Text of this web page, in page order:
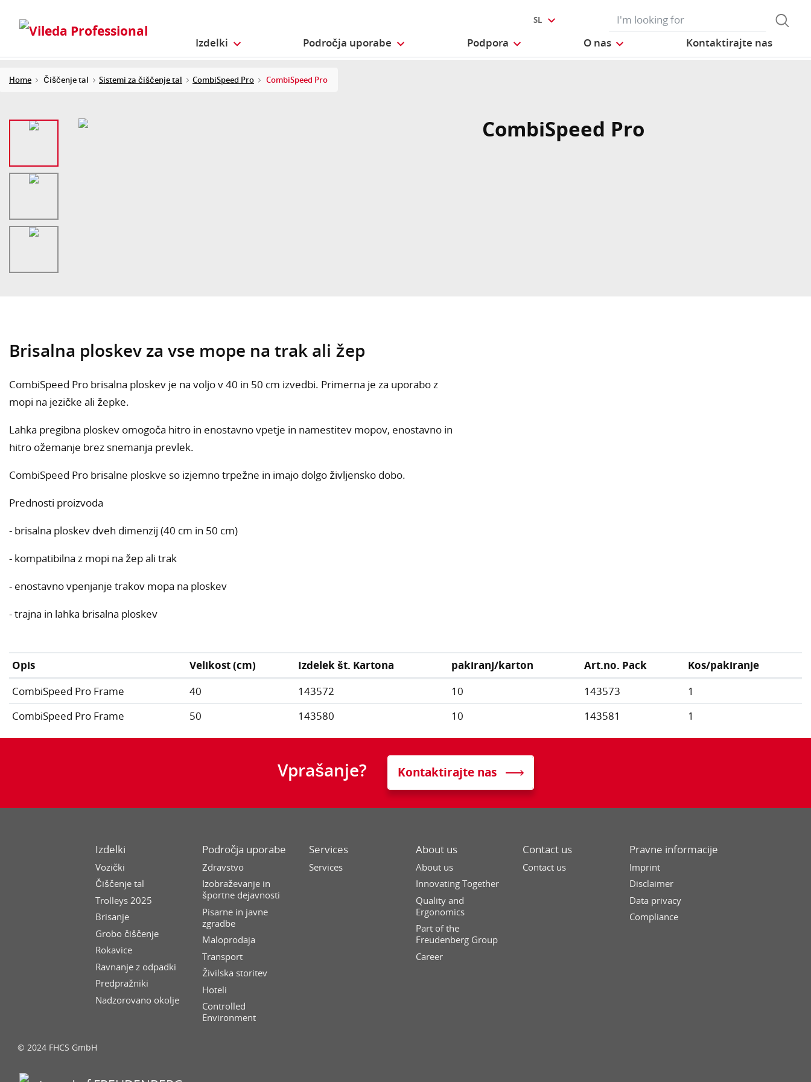
Izdelki Področja uporabe Podpora O nas Kontaktirajte nas
SL
Home Čiščenje tal Sistemi za čiščenje tal CombiSpeed Pro CombiSpeed Pro
CombiSpeed Pro
Brisalna ploskev za vse mope na trak ali žep
CombiSpeed Pro brisalna ploskev je na voljo v 40 in 50 cm izvedbi. Primerna je za uporabo z
mopi na jezičke ali žepke.
Lahka pregibna ploskev omogoča hitro in enostavno vpetje in namestitev mopov, enostavno in
hitro ožemanje brez snemanja prevlek.
CombiSpeed Pro brisalne ploskve so izjemno trpežne in imajo dolgo življensko dobo.
Prednosti proizvoda
- brisalna ploskev dveh dimenzij (40 cm in 50 cm)
- kompatibilna z mopi na žep ali trak
- enostavno vpenjanje trakov mopa na ploskev
- trajna in lahka brisalna ploskev
Opis Velikost (cm) Izdelek št. Kartona pakiranj/karton Art.no. Pack
Kos/pakiranje
CombiSpeed Pro Frame
40 143572 10 143573
1
CombiSpeed Pro Frame
50 143580 10 143581 1
Vprašanje? Kontaktirajte nas
Izdelki
Vozički
Čiščenje tal
Trolleys 2025
Brisanje
Grobo čiščenje
Rokavice
Ravnanje z odpadki
Predpražniki
Nadzorovano okolje
Področja uporabe
Zdravstvo
Izobraževanje in
športne dejavnosti
Pisarne in javne
zgradbe
Maloprodaja
Transport
Živilska storitev
Hoteli
Controlled
Environment
Services
Services
About us
About us
Innovating Together
Quality and
Ergonomics
Part of the
Freudenberg Group
Career
Contact us
Contact us
Pravne informacije
Imprint
Disclaimer
Data privacy
Compliance
© 2024 FHCS GmbH